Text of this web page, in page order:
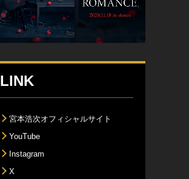
LINK
宮本浩次オフィシャルサイト
YouTube
Instagram
X